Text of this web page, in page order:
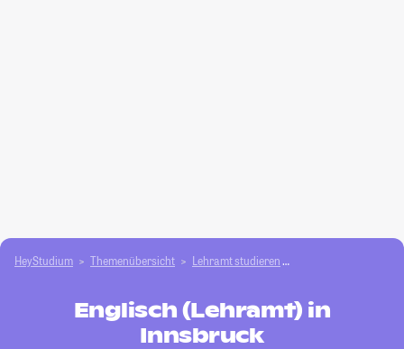
HeyStudium Themenübersicht Lehramt studieren
Englisch (Lehramt) in
Innsbruck